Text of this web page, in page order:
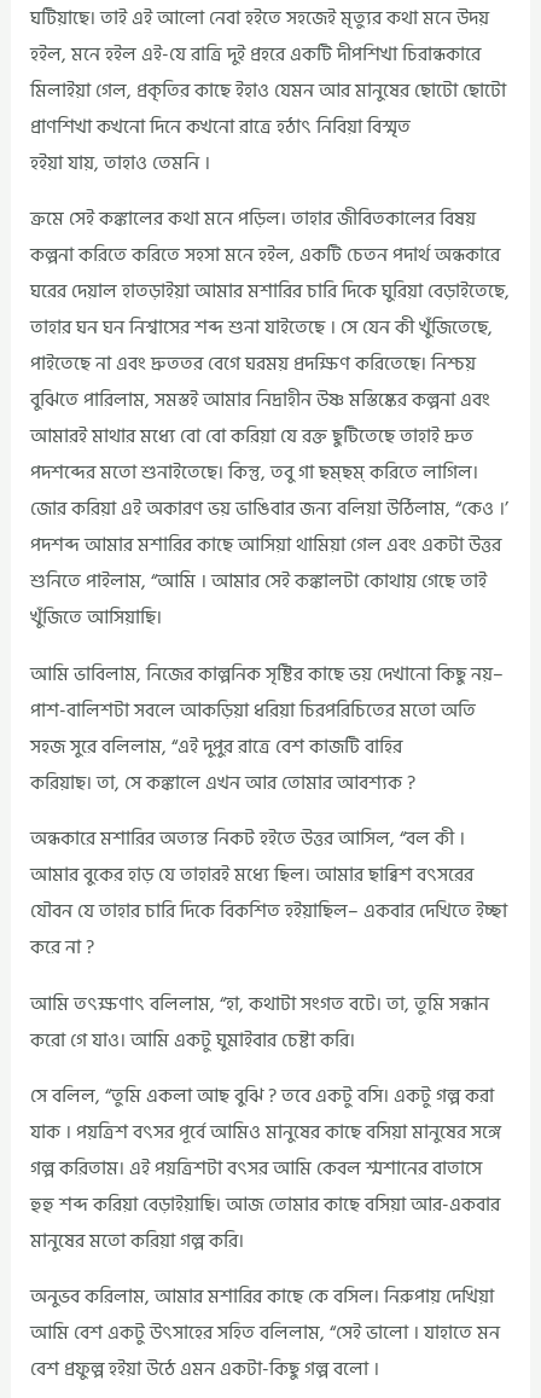
ঘটিয়াছে। তাই এই আলো নেবা হইতে সহজেই মৃত্যুর কথা মনে উদয়
হইল, মনে হইল এই-যে রাত্রি দুই প্রহরে একটি দীপশিখা চিরান্ধকারে
মিলাইয়া গেল, প্রকৃতির কাছে ইহাও যেমন আর মানুষের ছোটো ছোটো
প্রাণশিখা কখনো দিনে কখনো রাত্রে হঠাৎ নিবিয়া বিস্মৃত
হইয়া যায়, তাহাও তেমনি ।
ক্রমে সেই কঙ্কালের কথা মনে পড়িল। তাহার জীবিতকালের বিষয়
কল্পনা করিতে করিতে সহসা মনে হইল, একটি চেতন পদার্থ অন্ধকারে
ঘরের দেয়াল হাতড়াইয়া আমার মশারির চারি দিকে ঘুরিয়া বেড়াইতেছে,
তাহার ঘন ঘন নিশ্বাসের শব্দ শুনা যাইতেছে । সে যেন কী খুঁজিতেছে,
পাইতেছে না এবং দ্রুততর বেগে ঘরময় প্রদক্ষিণ করিতেছে। নিশ্চয়
বুঝিতে পারিলাম, সমস্তই আমার নিদ্রাহীন উষ্ণ মস্তিষ্কের কল্পনা এবং
আমারই মাথার মধ্যে বো বো করিয়া যে রক্ত ছুটিতেছে তাহাই দ্রুত
পদশব্দের মতো শুনাইতেছে। কিন্তু, তবু গা ছম্ছম্‌ করিতে লাগিল।
জোর করিয়া এই অকারণ ভয় ভাঙিবার জন্য বলিয়া উঠিলাম, “কেও ।’
পদশব্দ আমার মশারির কাছে আসিয়া থামিয়া গেল এবং একটা উত্তর
শুনিতে পাইলাম, “আমি । আমার সেই কঙ্কালটা কোথায় গেছে তাই
খুঁজিতে আসিয়াছি।
আমি ভাবিলাম, নিজের কাল্পনিক সৃষ্টির কাছে ভয় দেখানো কিছু নয়–
পাশ-বালিশটা সবলে আকড়িয়া ধরিয়া চিরপরিচিতের মতো অতি
সহজ সুরে বলিলাম, “এই দুপুর রাত্রে বেশ কাজটি বাহির
করিয়াছ। তা, সে কঙ্কালে এখন আর তোমার আবশ্যক ?
অন্ধকারে মশারির অত্যন্ত নিকট হইতে উত্তর আসিল, “বল কী ।
আমার বুকের হাড় যে তাহারই মধ্যে ছিল। আমার ছাব্বিশ বৎসরের
যৌবন যে তাহার চারি দিকে বিকশিত হইয়াছিল– একবার দেখিতে ইচ্ছা
করে না ?
আমি তৎক্ষণাৎ বলিলাম, “হা, কথাটা সংগত বটে। তা, তুমি সন্ধান
করো গে যাও। আমি একটু ঘুমাইবার চেষ্টা করি।
সে বলিল, “তুমি একলা আছ বুঝি ? তবে একটু বসি। একটু গল্প করা
যাক । পয়ত্রিশ বৎসর পূর্বে আমিও মানুষের কাছে বসিয়া মানুষের সঙ্গে
গল্প করিতাম। এই পয়ত্রিশটা বৎসর আমি কেবল শ্মশানের বাতাসে
হুহু শব্দ করিয়া বেড়াইয়াছি। আজ তোমার কাছে বসিয়া আর-একবার
মানুষের মতো করিয়া গল্প করি।
অনুভব করিলাম, আমার মশারির কাছে কে বসিল। নিরুপায় দেখিয়া
আমি বেশ একটু উৎসাহের সহিত বলিলাম, “সেই ভালো । যাহাতে মন
বেশ প্রফুল্প হইয়া উঠে এমন একটা-কিছু গল্প বলো ।